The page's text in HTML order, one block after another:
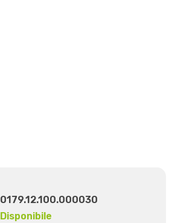
0179.12.100.000030
Disponibile